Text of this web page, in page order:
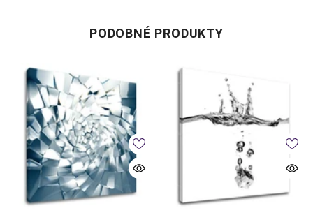
PODOBNÉ PRODUKTY